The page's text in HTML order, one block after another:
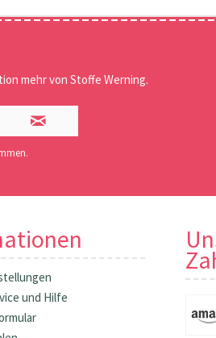
mehr von Stoffe Werning.
und Hilfe